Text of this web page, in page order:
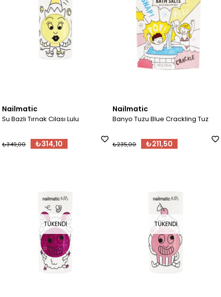
Nailmatic
Su Bazlı Tırnak Cilası Lulu
₺314,10
₺349,00
Nailmatic
Banyo Tuzu Blue Crackling Tuz
₺211,50
₺235,00
TÜKENDI TÜKENDI